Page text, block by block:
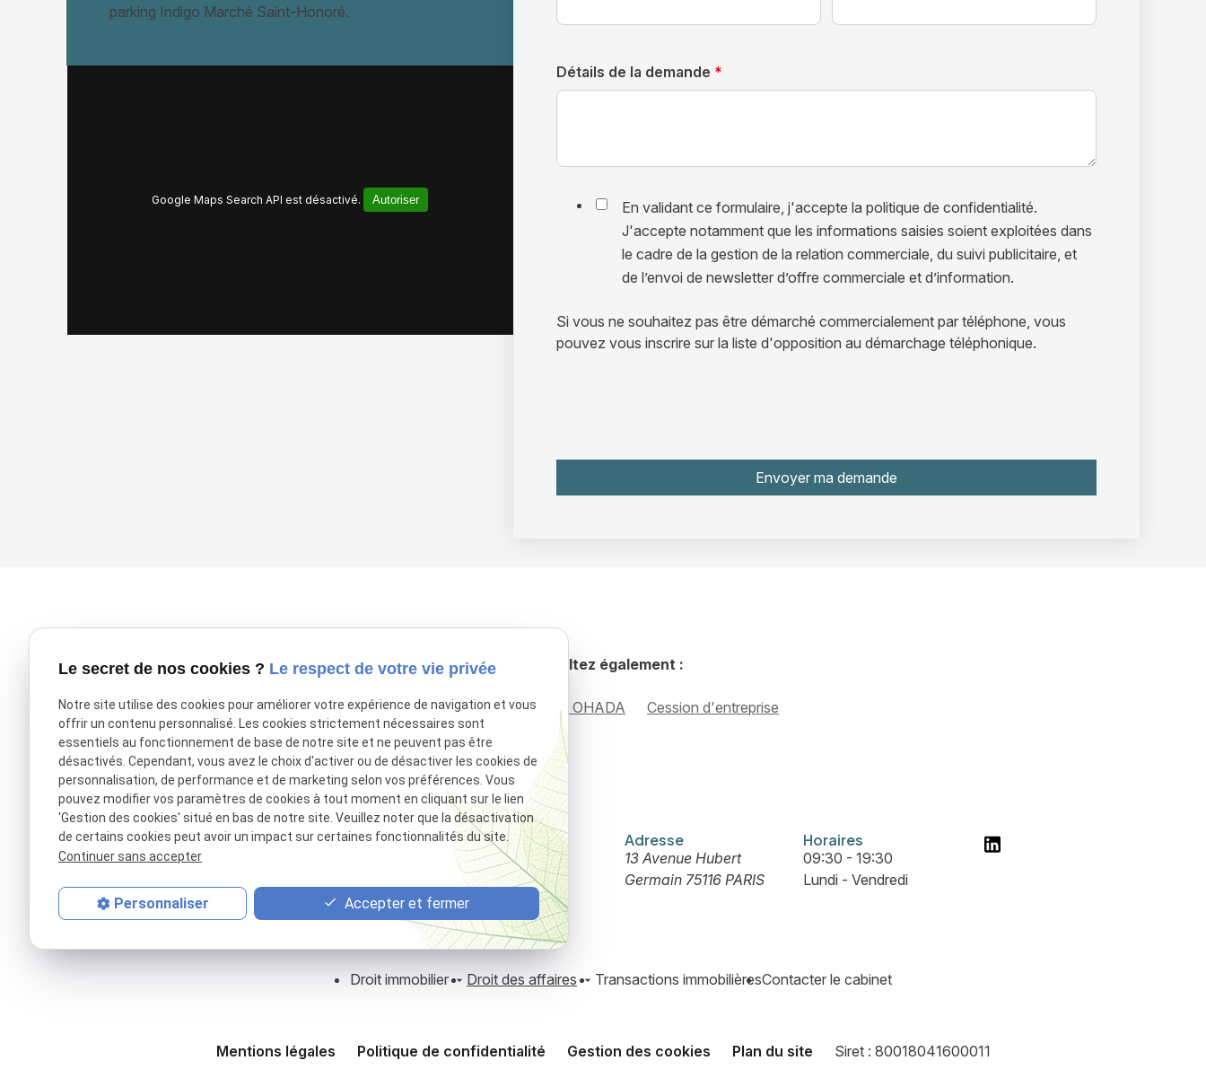
parking Indigo Marché Saint-Honoré.
Google Maps Search API est désactivé. Autoriser
Détails de la demande *
En validant ce formulaire, j'accepte la politique de confidentialité.
J'accepte notamment que les informations saisies soient exploitées dans
le cadre de la gestion de la relation commerciale, du suivi publicitaire, et
de l’envoi de newsletter d’offre commerciale et d’information.
Si vous ne souhaitez pas être démarché commercialement par téléphone, vous
pouvez vous inscrire sur la liste d'opposition au démarchage téléphonique.
Consultez également :
Droit des affaires Droit OHADA Cession d'entreprise
Téléphone
01 88 24 23 32
Adresse
13 Avenue Hubert
Germain 75116 PARIS
Horaires
09:30 - 19:30
Lundi - Vendredi
Droit immobilier Droit des affaires Transactions immobilièresContacter le cabinet
Mentions légales Politique de confidentialité Gestion des cookies Plan du site Siret : 80018041600011
Le secret de nos cookies ? Le respect de votre vie privée
Notre site utilise des cookies pour améliorer votre expérience de navigation et vous
offrir un contenu personnalisé. Les cookies strictement nécessaires sont
essentiels au fonctionnement de base de notre site et ne peuvent pas être
désactivés. Cependant, vous avez le choix d'activer ou de désactiver les cookies de
personnalisation, de performance et de marketing selon vos préférences. Vous
pouvez modifier vos paramètres de cookies à tout moment en cliquant sur le lien
'Gestion des cookies' situé en bas de notre site. Veuillez noter que la désactivation
de certains cookies peut avoir un impact sur certaines fonctionnalités du site.
Continuer sans accepter
Personnaliser Accepter et fermer